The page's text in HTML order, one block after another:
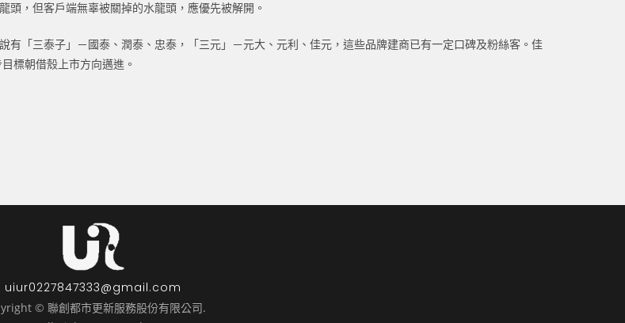
，但客戶端無辜被關掉的水龍頭，應優先被解開。
「三泰子」－國泰、潤泰、忠泰，「三元」－元大、元利、佳元，這些品牌建商已有一定口碑及粉絲客。佳
標朝借殼上市方向邁進。
uiur0227847333@gmail.com
© 聯創都市更新服務股份有限公司.